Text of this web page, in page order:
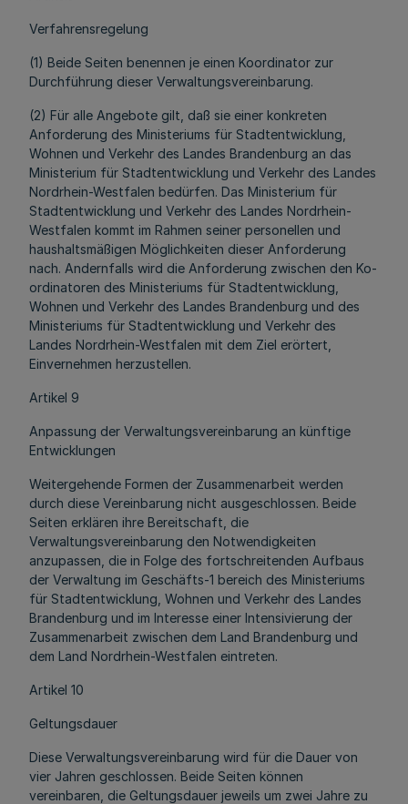
Verfahrensregelung
(1) Beide Seiten benennen je einen Koordinator zur
Durchführung dieser Verwaltungsvereinbarung.
(2) Für alle Angebote gilt, daß sie einer konkreten
Anforderung des Ministeriums für Stadtentwicklung,
Wohnen und Verkehr des Landes Brandenburg an das
Ministerium für Stadtentwicklung und Verkehr des Landes
Nordrhein-Westfalen bedürfen. Das Ministerium für
Stadtentwicklung und Verkehr des Landes Nordrhein-
Westfalen kommt im Rahmen seiner personellen und
haushaltsmäßigen Möglichkeiten dieser Anforderung
nach. Andernfalls wird die Anforderung zwischen den Ko-
ordinatoren des Ministeriums für Stadtentwicklung,
Wohnen und Verkehr des Landes Brandenburg und des
Ministeriums für Stadtentwicklung und Verkehr des
Landes Nordrhein-Westfalen mit dem Ziel erörtert,
Einvernehmen herzustellen.
Artikel 9
Anpassung der Verwaltungsvereinbarung an künftige
Entwicklungen
Weitergehende Formen der Zusammenarbeit werden
durch diese Vereinbarung nicht ausgeschlossen. Beide
Seiten erklären ihre Bereitschaft, die
Verwaltungsvereinbarung den Notwendigkeiten
anzupassen, die in Folge des fortschreitenden Aufbaus
der Verwaltung im Geschäfts-1 bereich des Ministeriums
für Stadtentwicklung, Wohnen und Verkehr des Landes
Brandenburg und im Interesse einer Intensivierung der
Zusammenarbeit zwischen dem Land Brandenburg und
dem Land Nordrhein-Westfalen eintreten.
Artikel 10
Geltungsdauer
Diese Verwaltungsvereinbarung wird für die Dauer von
vier Jahren geschlossen. Beide Seiten können
vereinbaren, die Geltungsdauer jeweils um zwei Jahre zu